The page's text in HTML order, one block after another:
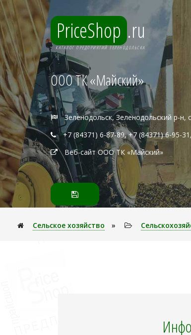
PriceShop .ru
КАТАЛОГ ПРЕДПРИЯТИЙ ЗЕЛЕНОДОЛЬСКА
ООО ТК «Майский»
Зеленодольск, Зеленодольский р-н,
+7 (84371) 6-87-89, +7 (84371) 6-95-
Веб-сайт ООО ТК «Майский»
Сельское хозяйство »